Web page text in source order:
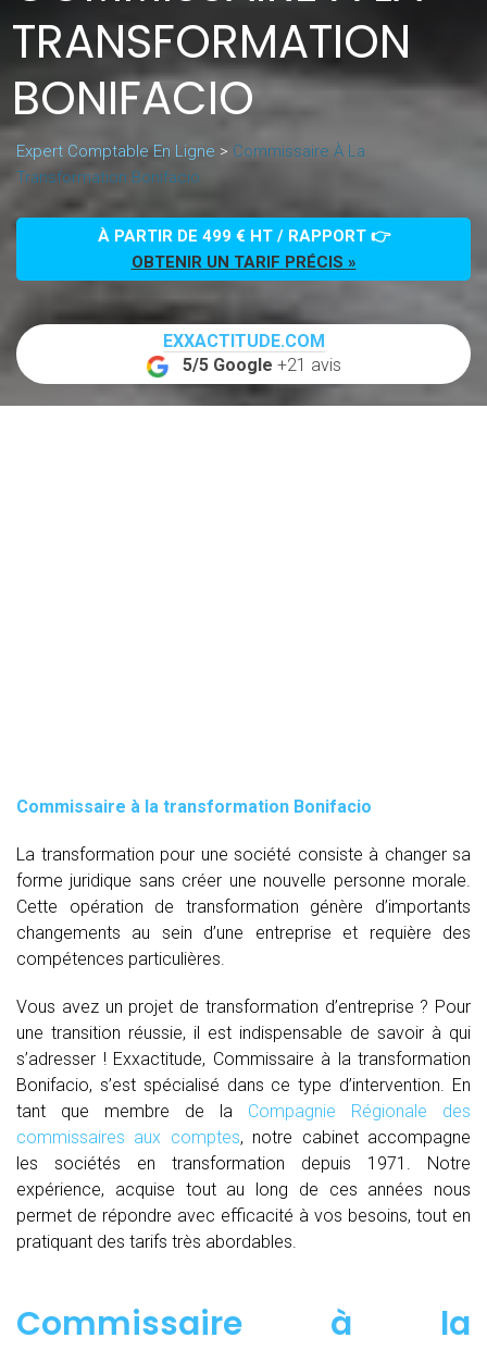
TRANSFORMATION
BONIFACIO
Expert Comptable En Ligne > Commissaire À La
Transformation Bonifacio
À PARTIR DE 499 € HT / RAPPORT 👉
OBTENIR UN TARIF PRÉCIS »
EXXACTITUDE.COM
5/5 Google +21 avis
Commissaire à la transformation Bonifacio
La transformation pour une société consiste à changer sa
forme juridique sans créer une nouvelle personne morale.
Cette opération de transformation génère d’importants
changements au sein d’une entreprise et requière des
compétences particulières.
Vous avez un projet de transformation d’entreprise ? Pour
une transition réussie, il est indispensable de savoir à qui
s’adresser ! Exxactitude, Commissaire à la transformation
Bonifacio, s’est spécialisé dans ce type d’intervention. En
tant que membre de la Compagnie Régionale des
commissaires aux comptes, notre cabinet accompagne
les sociétés en transformation depuis 1971. Notre
expérience, acquise tout au long de ces années nous
permet de répondre avec efficacité à vos besoins, tout en
pratiquant des tarifs très abordables.
Commissaire à la